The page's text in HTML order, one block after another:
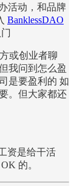
活动，和品牌
BanklessDAO
或创业者聊
我问到怎么盈
是要盈利的 如
。但大家都还
资是给干活
的。